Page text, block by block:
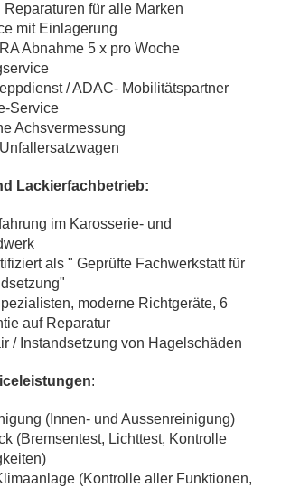
Reparaturen für alle Marken
mit Einlagerung
Abnahme 5 x pro Woche
/ ADAC- Mobilitätspartner
Service
Achsvermessung
Lackierfachbetrieb:
im Karosserie- und
als " Geprüfte Fachwerkstatt für
moderne Richtgeräte, 6
auf Reparatur
/ Instandsetzung von Hagelschäden
:
(Innen- und Aussenreinigung)
(Bremsentest, Lichttest, Kontrolle
(Kontrolle aller Funktionen,